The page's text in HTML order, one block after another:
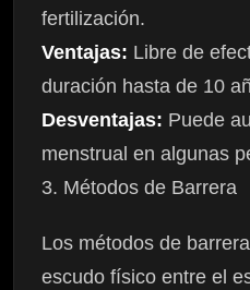
fertilización.
Ventajas: Libre de
duración hasta de 10
Desventajas: Puede
menstrual en algunas
3. Métodos de Barrera
Los métodos de
escudo físico entre el